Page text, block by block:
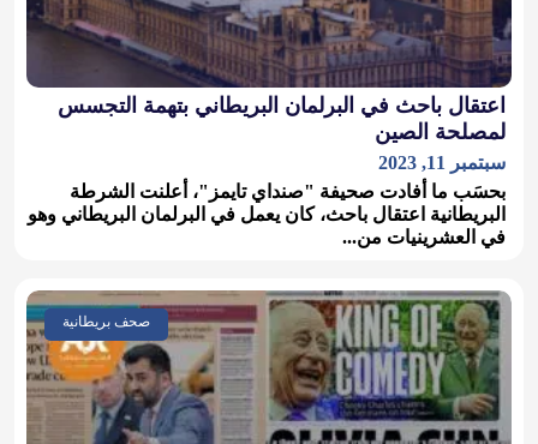
اعتقال باحث في البرلمان البريطاني بتهمة التجسس
لمصلحة الصين
سبتمبر 11, 2023
بحسَب ما أفادت صحيفة "صنداي تايمز"، أعلنت الشرطة
البريطانية اعتقال باحث، كان يعمل في البرلمان البريطاني وهو
في العشرينيات من...
صحف بريطانية